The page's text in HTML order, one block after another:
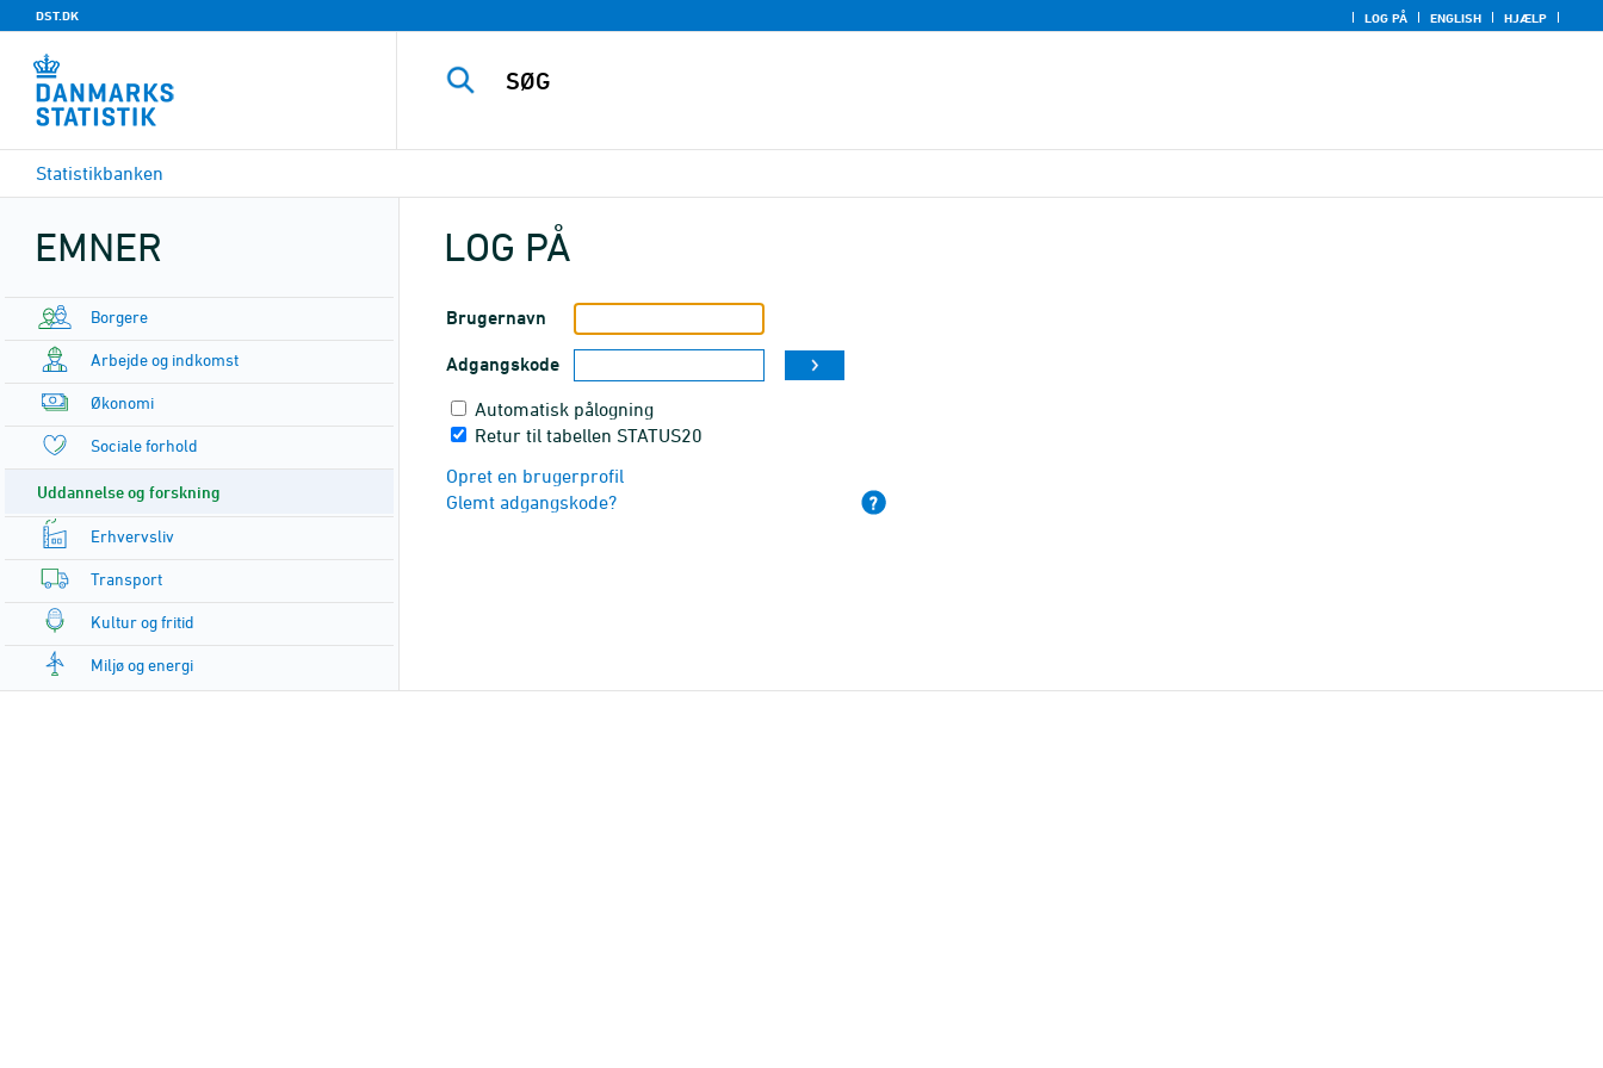
DST.DK LOG PÅ ENGLISH HJÆLP
Statistikbanken
EMNER
Borgere
Arbejde og indkomst
Økonomi
Sociale forhold
Uddannelse og forskning
Erhvervsliv
Transport
Kultur og fritid
Miljø og energi
LOG PÅ
Brugernavn
Adgangskode
Automatisk pålogning
Retur til tabellen STATUS20
Opret en brugerprofil
Glemt adgangskode?